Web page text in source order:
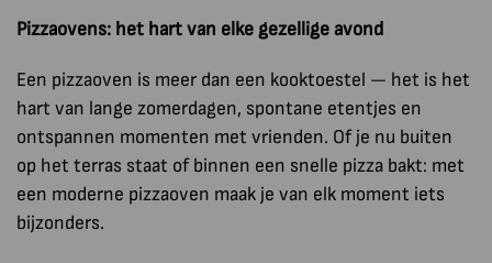
Pizzaovens: het hart van elke gezellige avond
Een pizzaoven is meer dan een kooktoestel — het is het
hart van lange zomerdagen, spontane etentjes en
ontspannen momenten met vrienden. Of je nu buiten
op het terras staat of binnen een snelle pizza bakt: met
een moderne pizzaoven maak je van elk moment iets
bijzonders.